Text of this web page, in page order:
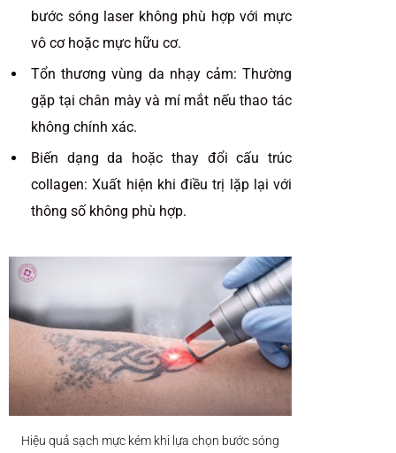
bước sóng laser không phù hợp với mực
vô cơ hoặc mực hữu cơ.
Tổn thương vùng da nhạy cảm: Thường
gặp tại chân mày và mí mắt nếu thao tác
không chính xác.
Biến dạng da hoặc thay đổi cấu trúc
collagen: Xuất hiện khi điều trị lặp lại với
thông số không phù hợp.
Hiệu quả sạch mực kém khi lựa chọn bước sóng